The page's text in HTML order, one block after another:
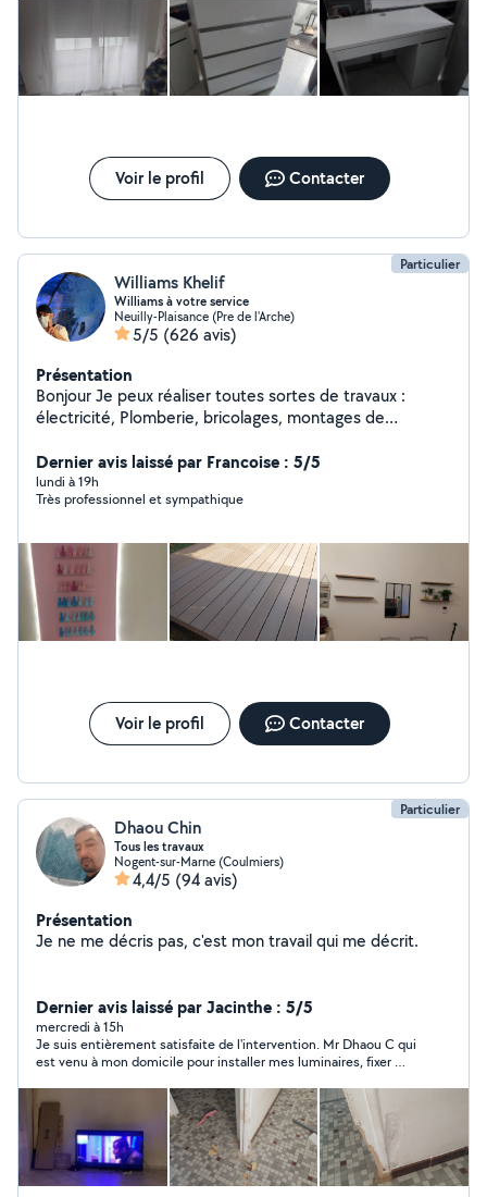
réparation -serrerie -Reparation oubgect - Bricolage :
montage des cuisine et des meubles, installation de
étagères, travaux de peinture, Je suis à votre
disposition pour discuter de vos projets et vous
Voir le profil Contacter
Particulier
Williams Khelif
Williams à votre service
Neuilly-Plaisance (Pre de l'Arche)
5/5 (626 avis)
Présentation
Bonjour Je peux réaliser toutes sortes de travaux :
électricité, Plomberie, bricolages, montages de
et soigné. Zéro six,seize, Vingt six,dix sept, Quatre vingt
dix. Si vous me contactez directement par téléphone
laisser moi vos coordonnées. Merci. Williams allovoisins
Dernier avis laissé par Francoise : 5/5
lundi à 19h
Très professionnel et sympathique
Voir le profil Contacter
Particulier
Dhaou Chin
Tous les travaux
Nogent-sur-Marne (Coulmiers)
4,4/5 (94 avis)
Présentation
Je ne me décris pas, c'est mon travail qui me décrit.
Dernier avis laissé par Jacinthe : 5/5
mercredi à 15h
Je suis entièrement satisfaite de l'intervention. Mr Dhaou C qui
est venu à mon domicile pour installer mes luminaires, fixer ma
grande qualité. Il a été très professionnel, très poli, agréable et
à l'écoute. Le chantier a été laissé propre et tout fonctionne
parfaitement. Je recommande vraiment Mr Dhaou C sans
hésitation. Merci encore pour votre sérieux et votre
professionnalisme !